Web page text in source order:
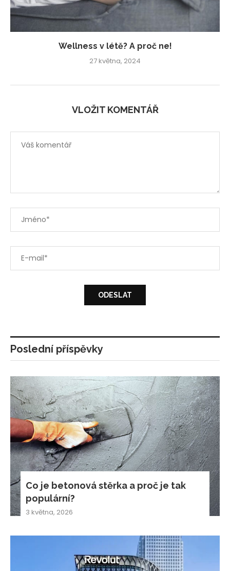
Wellness v létě? A proč ne!
27 května, 2024
VLOŽIT KOMENTÁŘ
Poslední příspěvky
Co je betonová stěrka a proč je tak
populární?
3 května, 2026